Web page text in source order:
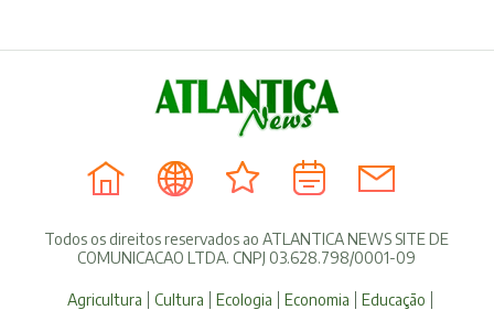
Todos os direitos reservados ao ATLANTICA NEWS SITE DE
COMUNICACAO LTDA. CNPJ 03.628.798/0001-09
Agricultura Cultura Ecologia Economia Educação